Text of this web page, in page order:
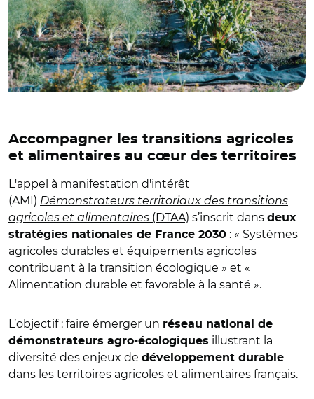
Accompagner les transitions agricoles
et alimentaires au cœur des territoires
L'appel à manifestation d'intérêt
(AMI) Démonstrateurs territoriaux des transitions
agricoles et alimentaires (DTAA) s’inscrit dans deux
stratégies nationales de France 2030 : « Systèmes
agricoles durables et équipements agricoles
contribuant à la transition écologique » et «
Alimentation durable et favorable à la santé ».
L’objectif : faire émerger un réseau national de
démonstrateurs agro-écologiques illustrant la
diversité des enjeux de développement durable
dans les territoires agricoles et alimentaires français.